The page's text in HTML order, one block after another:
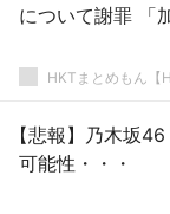
について謝罪 「
HKTまとめもん【
【悲報】乃木坂
可能性・・・